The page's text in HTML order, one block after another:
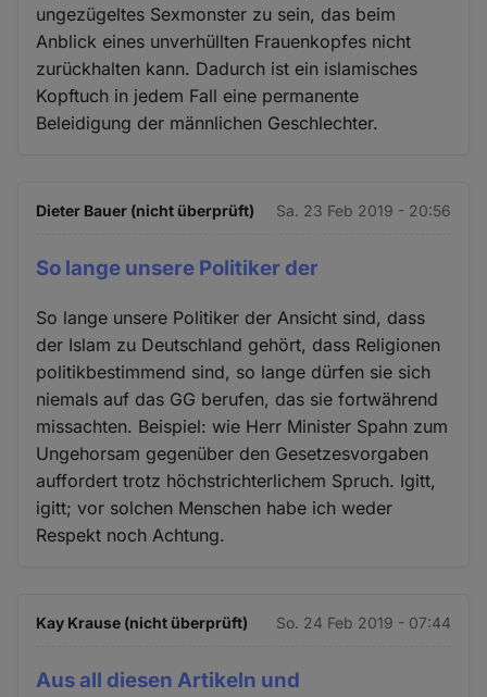
ungezügeltes Sexmonster zu sein, das beim
Anblick eines unverhüllten Frauenkopfes nicht
zurückhalten kann. Dadurch ist ein islamisches
Kopftuch in jedem Fall eine permanente
Beleidigung der männlichen Geschlechter.
Dieter Bauer (nicht überprüft) Sa. 23 Feb 2019 - 20:56
So lange unsere Politiker der
So lange unsere Politiker der Ansicht sind, dass
der Islam zu Deutschland gehört, dass Religionen
politikbestimmend sind, so lange dürfen sie sich
niemals auf das GG berufen, das sie fortwährend
missachten. Beispiel: wie Herr Minister Spahn zum
Ungehorsam gegenüber den Gesetzesvorgaben
auffordert trotz höchstrichterlichem Spruch. Igitt,
igitt; vor solchen Menschen habe ich weder
Respekt noch Achtung.
Kay Krause (nicht überprüft) So. 24 Feb 2019 - 07:44
Aus all diesen Artikeln und